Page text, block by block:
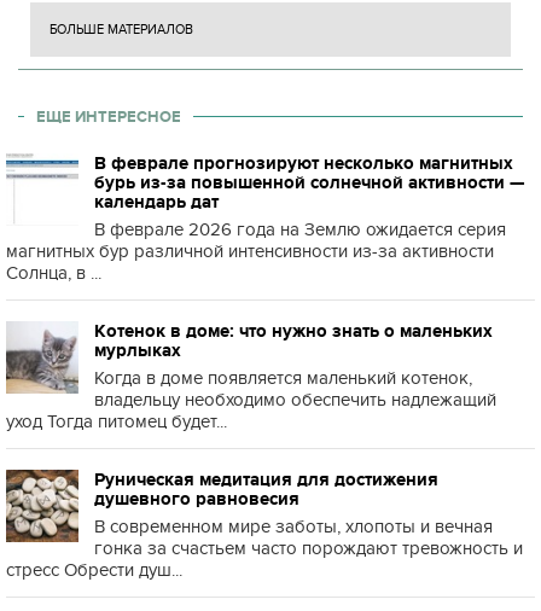
БОЛЬШЕ МАТЕРИАЛОВ
ЕЩЕ ИНТЕРЕСНОЕ
В феврале прогнозируют несколько магнитных
бурь из-за повышенной солнечной активности —
календарь дат
В феврале 2026 года на Землю ожидается серия
магнитных бур различной интенсивности из-за активности
Солнца, в ...
Котенок в доме: что нужно знать о маленьких
мурлыках
Когда в доме появляется маленький котенок,
владельцу необходимо обеспечить надлежащий
уход Тогда питомец будет...
Руническая медитация для достижения
душевного равновесия
В современном мире заботы, хлопоты и вечная
гонка за счастьем часто порождают тревожность и
стресс Обрести душ...